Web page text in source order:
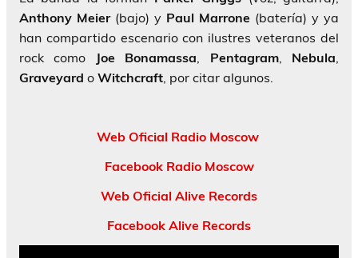
Anthony Meier(bajo) y Paul Marrone (batería) y ya
han compartido escenario con ilustres veteranos del
rock como
Joe Bonamassa, Pentagram, Nebula,
Graveyard o Witchcraft, por citar algunos.
Web Oficial Radio Moscow
Facebook Radio Moscow
Web Oficial Alive Records
Facebook Alive Records